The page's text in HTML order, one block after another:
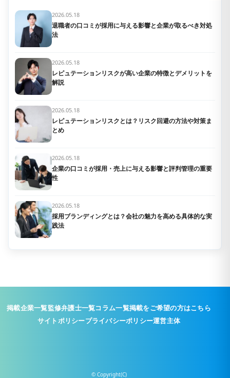
2026.05.18
退職者の口コミが採用に与える影響と企業が取るべき対処
法
2026.05.18
レピュテーションリスクが高い企業の特徴とデメリットを
解説
2026.05.18
レピュテーションリスクとは？リスク回避の方法や対策ま
とめ
2026.05.18
企業の口コミが採用・売上に与える影響と評判管理の重要
性
2026.05.18
採用ブランディングとは？会社の魅力を高める具体的な実
践法
掲載企業一覧監修弁護士一覧コラム一覧掲載をご希望の方はこちら
サイトポリシープライバシーポリシー運営主体
© Copyright(C)